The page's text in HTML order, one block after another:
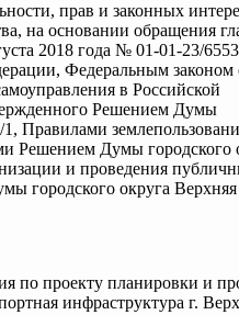
прав и законных
на основании обращения
2018 года № 01-01-23/
Федеральным законом
в Российской
Решением Думы
Правилами
Решением Думы городского
и проведения
городского округа Верхняя
по проекту планировки и
инфраструктура г.